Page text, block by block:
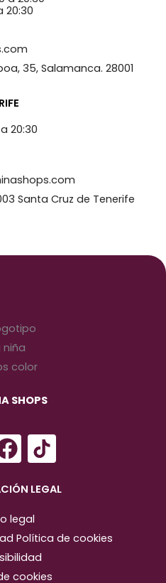
20:30
35, Salamanca. 28001
a 20:30
Santa Cruz de Tenerife
SHOPS
F
a
c
e
b
o
o
LEGAL
legal
Política de cookies
cookies